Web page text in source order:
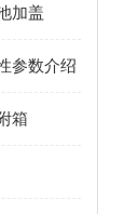
加盖
参数介绍
箱